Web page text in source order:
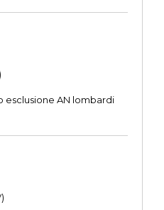
esclusione AN lombardi